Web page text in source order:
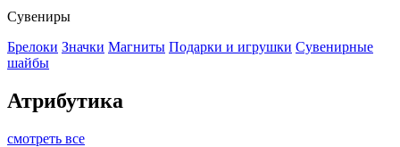
Сувениры
Брелоки Значки Магниты Подарки и игрушки Сувенирные
шайбы
Атрибутика
смотреть все